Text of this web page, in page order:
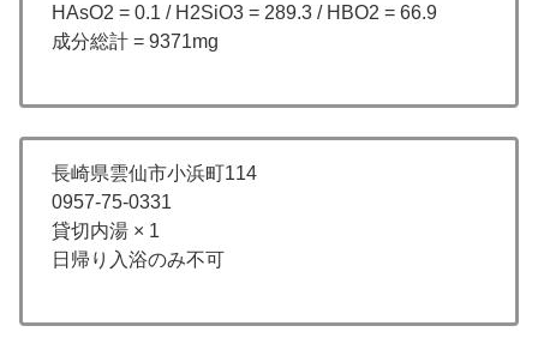
HAsO2 = 0.1 / H2SiO3 = 289.3 / HBO2 = 66.9
成分総計 = 9371mg
長崎県雲仙市小浜町114
0957-75-0331
貸切内湯 × 1
日帰り入浴のみ不可